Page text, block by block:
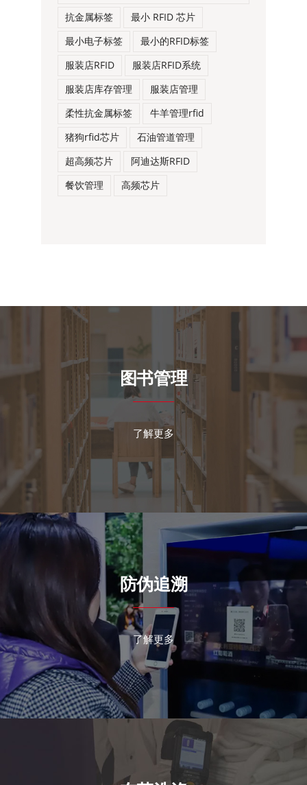
抗金属标签
最小 RFID 芯片
最小电子标签
最小的RFID标签
服装店RFID
服装店RFID系统
服装店库存管理
服装店管理
柔性抗金属标签
牛羊管理rfid
猪狗rfid芯片
石油管道管理
超高频芯片
阿迪达斯RFID
餐饮管理
高频芯片
图书管理
了解更多
防伪追溯
了解更多